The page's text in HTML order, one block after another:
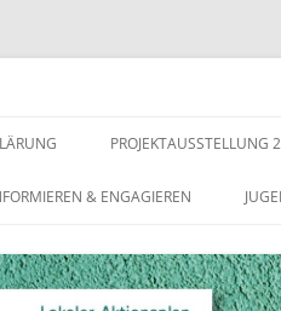
PROJEKTAUSSTELLUNG
& ENGAGIEREN